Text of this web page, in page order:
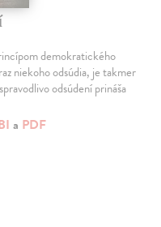
demokratického
niekoho odsúdia, je takmer
odsúdení prináša
a PDF